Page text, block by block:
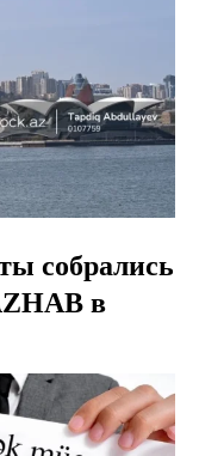
собрались
в